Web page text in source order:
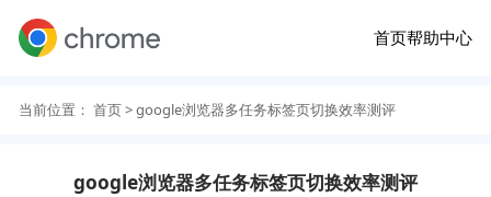
首页帮助中心
当前位置： 首页> google浏览器多任务标签页切换效率测评
google浏览器多任务标签页切换效率测评